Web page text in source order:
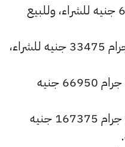
سعر عيار 21 وزن 1 جرام 6695 جنيه للشراء، وللبيع
أسعار الذهب عيار 21 وزن 5 جرام 33475 جنيه للشراء،
أسعار الذهب عيار 21 وزن 10 جرام 66950 جنيه
أسعار الذهب عيار 21 وزن 25 جرام 167375 جنيه